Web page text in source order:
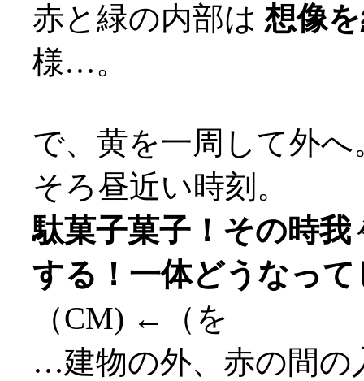
赤と緑の内部は 想像
様…。
で、黄を一周して外
そろ昼近い時刻。
駄菓子菓子！その時
する！一体どうなっ
（CM) ←（を
…建物の外、赤の間の